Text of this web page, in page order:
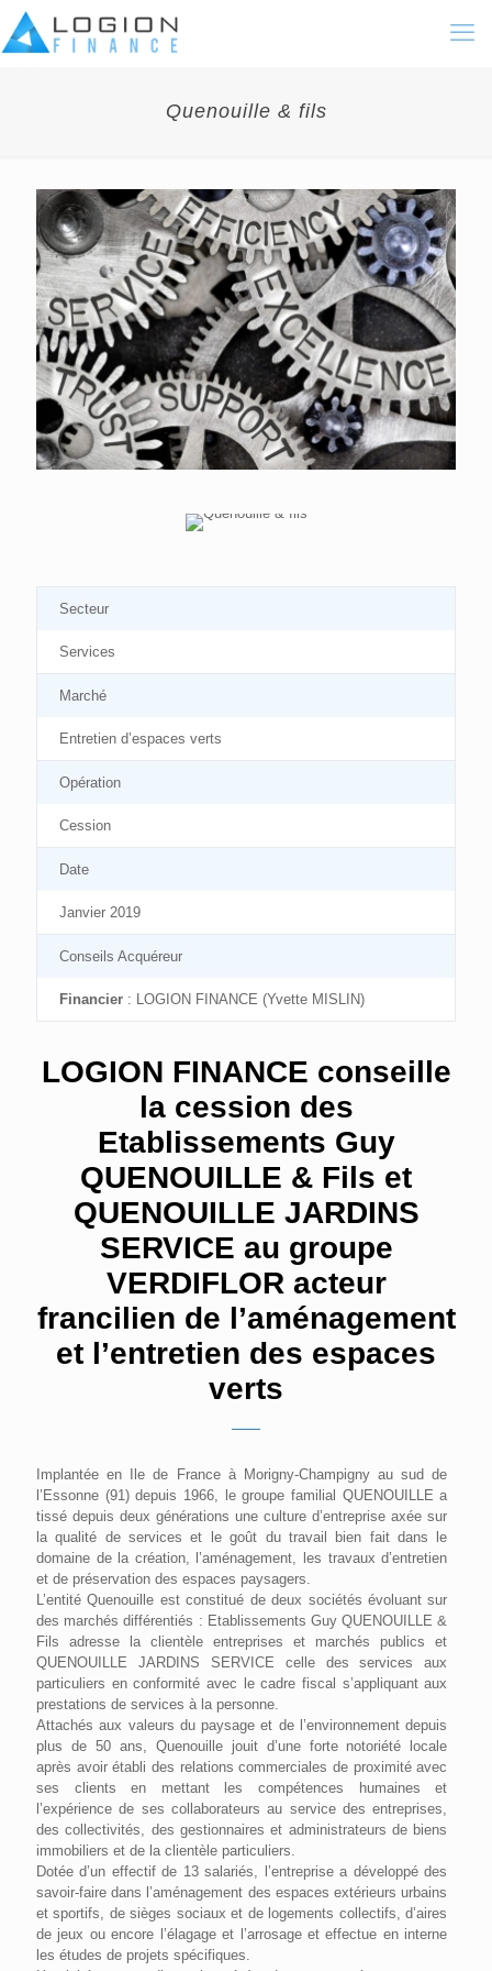
Quenouille & fils
Secteur
Services
Marché
Entretien d’espaces verts
Opération
Cession
Date
Janvier 2019
Conseils Acquéreur
Financier : LOGION FINANCE (Yvette MISLIN)
LOGION FINANCE conseille
la cession des
Etablissements Guy
QUENOUILLE & Fils et
QUENOUILLE JARDINS
SERVICE au groupe
VERDIFLOR acteur
francilien de l’aménagement
et l’entretien des espaces
verts
Implantée en Ile de France à Morigny-Champigny au sud de
l’Essonne (91) depuis 1966, le groupe familial QUENOUILLE a
tissé depuis deux générations une culture d’entreprise axée sur
la qualité de services et le goût du travail bien fait dans le
domaine de la création, l’aménagement, les travaux d’entretien
et de préservation des espaces paysagers.
L’entité Quenouille est constitué de deux sociétés évoluant sur
des marchés différentiés : Etablissements Guy QUENOUILLE &
Fils adresse la clientèle entreprises et marchés publics et
QUENOUILLE JARDINS SERVICE celle des services aux
particuliers en conformité avec le cadre fiscal s’appliquant aux
prestations de services à la personne.
Attachés aux valeurs du paysage et de l’environnement depuis
plus de 50 ans, Quenouille jouit d’une forte notoriété locale
après avoir établi des relations commerciales de proximité avec
ses clients en mettant les compétences humaines et
l’expérience de ses collaborateurs au service des entreprises,
des collectivités, des gestionnaires et administrateurs de biens
immobiliers et de la clientèle particuliers.
Dotée d’un effectif de 13 salariés, l’entreprise a développé des
savoir-faire dans l’aménagement des espaces extérieurs urbains
et sportifs, de sièges sociaux et de logements collectifs, d’aires
de jeux ou encore l’élagage et l’arrosage et effectue en interne
les études de projets spécifiques.